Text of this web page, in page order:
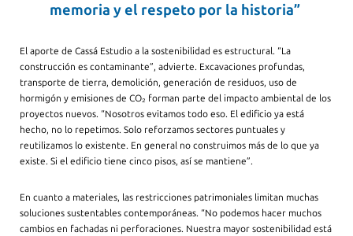
memoria y el respeto por la historia”
El aporte de Cassá Estudio a la sostenibilidad es estructural. “La
construcción es contaminante”, advierte. Excavaciones profundas,
transporte de tierra, demolición, generación de residuos, uso de
hormigón y emisiones de CO₂ forman parte del impacto ambiental de los
proyectos nuevos. “Nosotros evitamos todo eso. El edificio ya está
hecho, no lo repetimos. Solo reforzamos sectores puntuales y
reutilizamos lo existente. En general no construimos más de lo que ya
existe. Si el edificio tiene cinco pisos, así se mantiene”.
En cuanto a materiales, las restricciones patrimoniales limitan muchas
soluciones sustentables contemporáneas. “No podemos hacer muchos
cambios en fachadas ni perforaciones. Nuestra mayor sostenibilidad está